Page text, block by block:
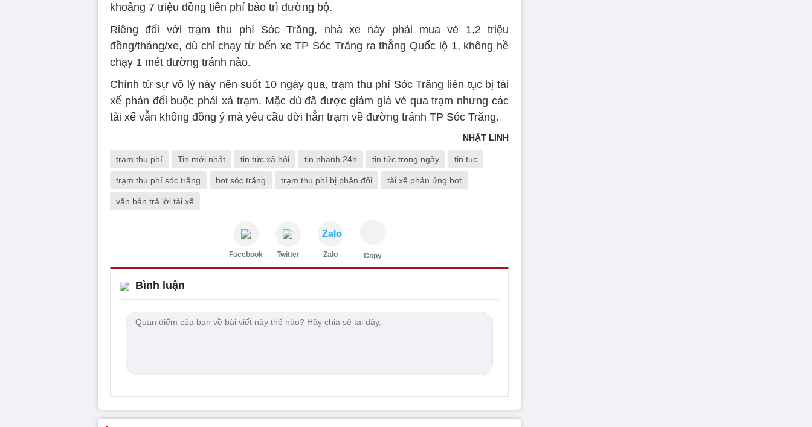
khoảng 7 triệu đồng tiền phí bảo trì đường bộ.
Riêng đối với trạm thu phí Sóc Trăng, nhà xe này phải mua vé 1,2 triệu
đồng/tháng/xe, dù chỉ chạy từ bến xe TP Sóc Trăng ra thẳng Quốc lộ 1, không hề
chạy 1 mét đường tránh nào.
Chính từ sự vô lý này nên suốt 10 ngày qua, trạm thu phí Sóc Trăng liên tục bị tài
xế phản đối buộc phải xả trạm. Mặc dù đã được giảm giá vé qua trạm nhưng các
tài xế vẫn không đồng ý mà yêu cầu dời hẳn trạm về đường tránh TP Sóc Trăng.
NHẬT LINH
trạm thu phí Tin mới nhất tin tức xã hội tin nhanh 24h tin tức trong ngày tin tuc
trạm thu phí sóc trăng bot sóc trăng trạm thu phí bị phản đối tài xế phản ứng bot
văn bản trả lời tài xế
Facebook Twitter
Zalo
Zalo Copy
Bình luận